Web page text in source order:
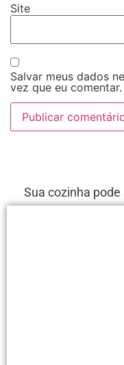
Site
Salvar meus dados
vez que eu comentar.
Sua cozinha